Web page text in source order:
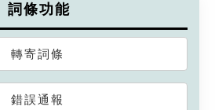
詞條功能
轉寄詞條
錯誤通報